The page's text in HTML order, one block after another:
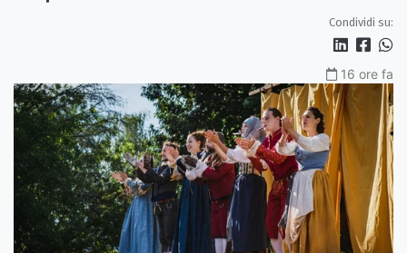
Condividi su:
16 ore fa